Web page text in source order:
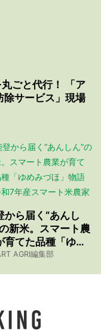
ごと代行！ 「ア
除サービス」現場
から届く“あんし
新米。スマート農
育てた品種「ゆめ
ほ」物語 【令和7
AGRI編集部